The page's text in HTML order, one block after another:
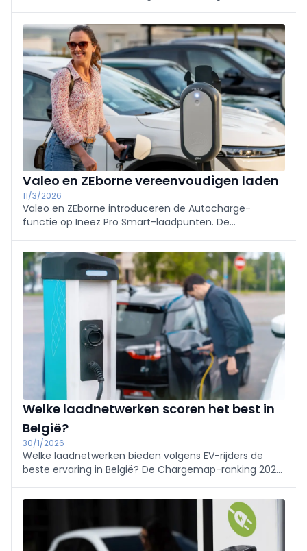
doelstellingen, met bijkomende investeringen richting
2030.
Valeo en ZEborne vereenvoudigen laden
11/3/2026
Valeo en ZEborne introduceren de Autocharge-
functie op Ineez Pro Smart-laadpunten. De
of app mogelijk en wil het beheer van laadoplossingen
voor bedrijven en mede-eigendom sterk
vereenvoudigen.
Welke laadnetwerken scoren het best in
België?
30/1/2026
Welke laadnetwerken bieden volgens EV-rijders de
beste ervaring in België? De Chargemap-ranking 2026,
duidelijk antwoord.